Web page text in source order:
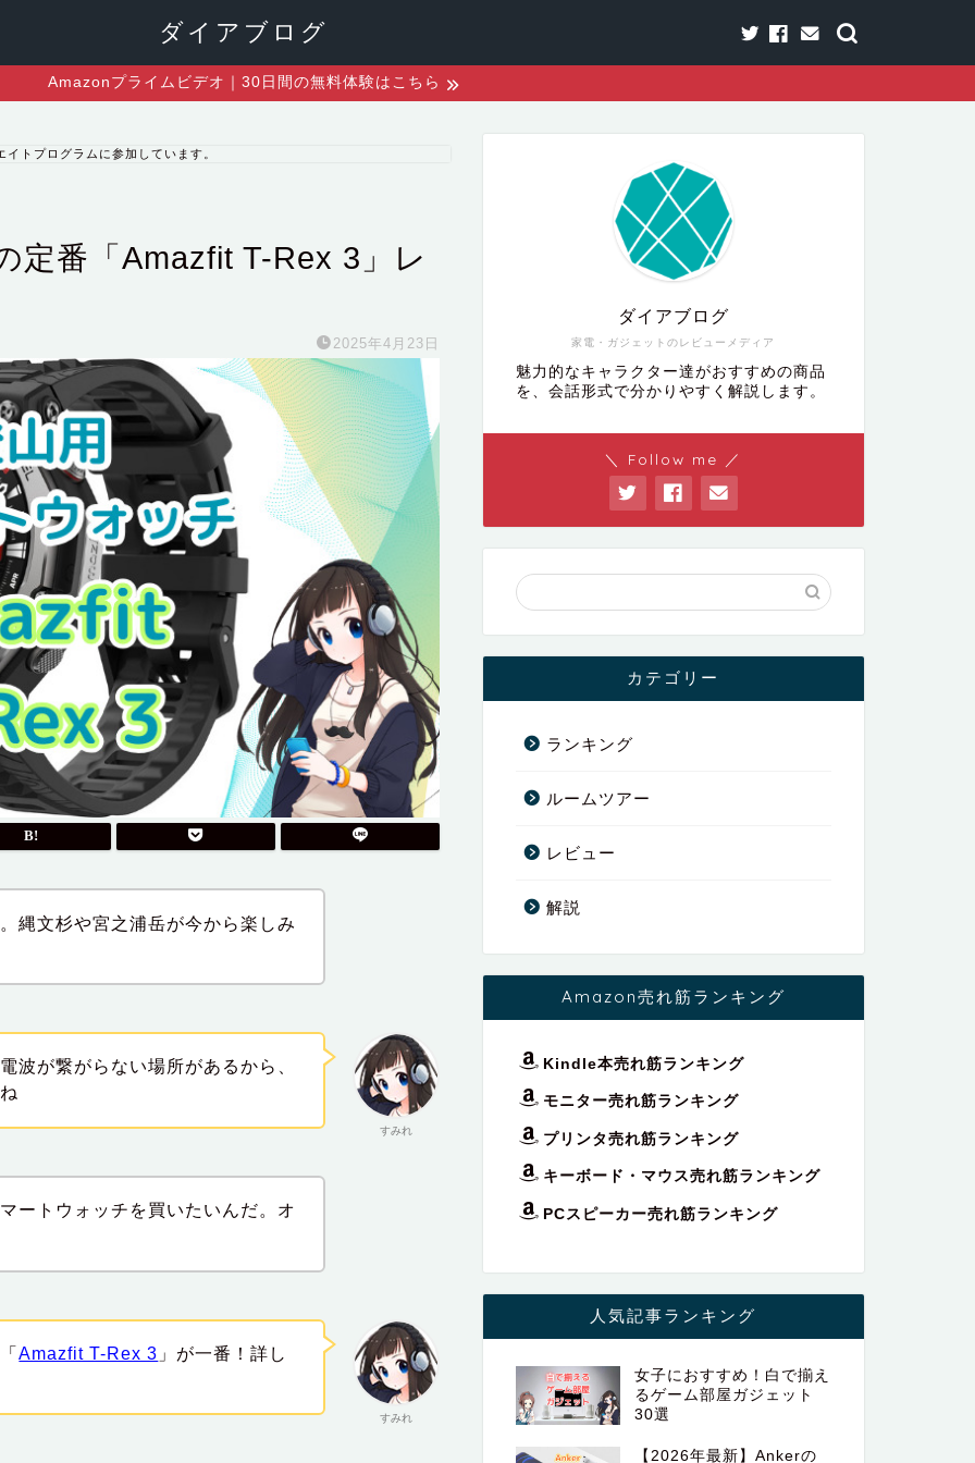
ダイアブログ
Amazonプライムビデオ｜30日間の無料体験はこちら
トプログラムに参加しています。
定番「Amazfit T-Rex 3」レ
2025年4月23日
縄文杉や宮之浦岳が今から楽しみ
すみれ
波が繋がらない場所があるから、
ートウォッチを買いたいんだ。オ
すみれ
Amazfit T-Rex 3 」が一番！詳し
家電・ガジェットのレビューメディア
ダイアブログ
魅力的なキャラクター達がおすすめの商品
を、会話形式で分かりやすく解説します。
＼ Follow me ／
カテゴリー
ランキング
ルームツアー
レビュー
解説
Amazon売れ筋ランキング
Kindle本売れ筋ランキング
モニター売れ筋ランキング
プリンタ売れ筋ランキング
キーボード・マウス売れ筋ランキング
PCスピーカー売れ筋ランキング
人気記事ランキング
女子におすすめ！白で揃え
るゲーム部屋ガジェット
30選
【2026年最新】Ankerの